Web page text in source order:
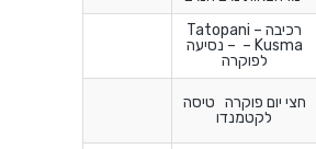
רכיבה Tatopani –
Kusma – – נסיעה
לפוקרה
חצי יום פוקרה טיסה
לקטמנדו